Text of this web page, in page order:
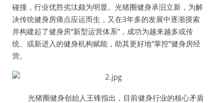
碰撞，行业优胜劣汰颇为明显。光猪圈健身承旧立新，为解
决传统健身房痛点应运而生，又在3年多的发展中逐渐摸索
并构建起了健身房“新型运营体系”，成功为越来越多或传
统、或新进入的健身机构赋能，助其更好地“掌控”健身房经
营。
光猪圈健身创始人王锋指出，目前健身行业的核心矛盾